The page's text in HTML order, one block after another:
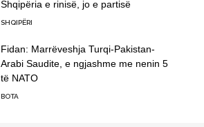
Shqipëria e rinisë, jo e partisë
SHQIPËRI
Fidan: Marrëveshja Turqi-Pakistan-
Arabi Saudite, e ngjashme me nenin 5
të NATO
BOTA